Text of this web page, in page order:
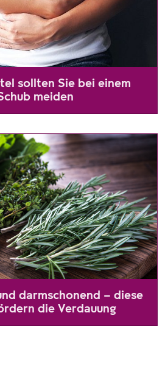
sollten Sie bei einem
meiden
einen Schub erlebt, meidet
darmschonend – diese
die Verdauung
für einen tollen Geschmack im